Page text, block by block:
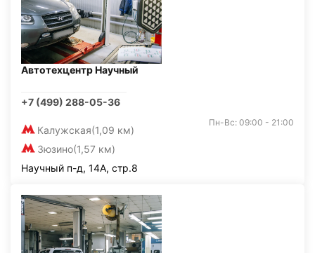
Автотехцентр Научный
+7 (499) 288-05-36
Калужская(1,09 км)
Зюзино(1,57 км)
Пн-Вс: 09:00 - 21:00
Научный п-д, 14А, стр.8